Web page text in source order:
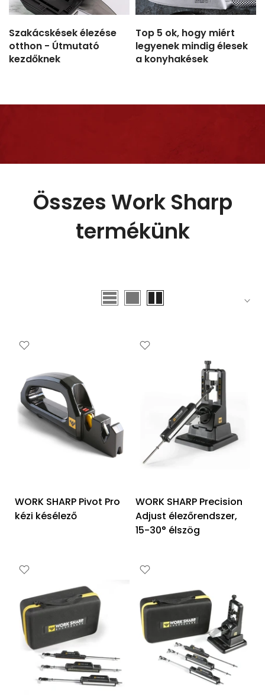
Szakácskések élezése
otthon - Útmutató
kezdőknek
Top 5 ok, hogy miért
legyenek mindig élesek
a konyhakések
Összes Work Sharp
termékünk
WORK SHARP Pivot Pro
kézi késélező
WORK SHARP Precision
Adjust élezőrendszer,
15-30° élszög